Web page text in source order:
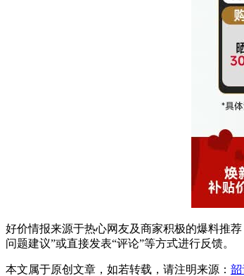
好价情报来源于热心网友及商家积极的爆料推
问题建议”或直接发表“评论”等方式进行反馈。
本文属于原创文章，如若转载，请注明来源： 韶